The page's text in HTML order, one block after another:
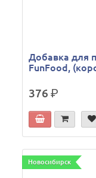
Добавка для
FunFood,
376р.
Новосибирск